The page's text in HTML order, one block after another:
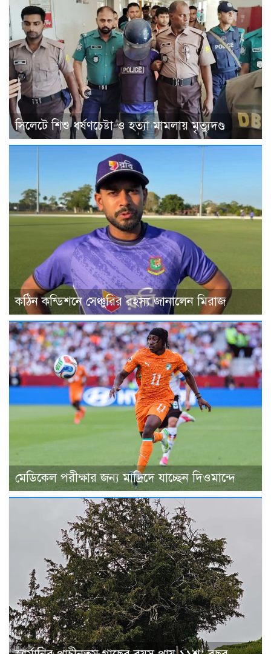
সিলেটে শিশু ধর্ষণচেষ্টা ও হত্যা মামলায় মৃত্যুদণ্ড
কঠিন কন্ডিশনে সেঞ্চুরির রহস্য জানালেন মিরাজ
মেডিকেল পরীক্ষার জন্য মাদ্রিদে যাচ্ছেন দিওমান্দে